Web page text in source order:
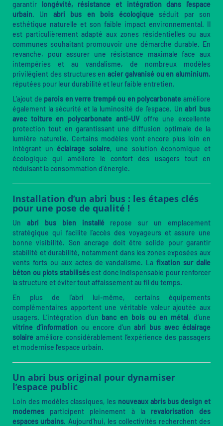
garantir longévité, résistance et intégration dans l’espace
urbain. Un abri bus en bois écologiqueséduit par son
esthétique naturelle et son faible impact environnemental. Il
est particulièrement adapté aux zones résidentielles ou aux
communes souhaitant promouvoir une démarche durable. En
revanche, pour assurer une résistance maximale face aux
intempéries et au vandalisme, de nombreux modèles
privilégient des structures en acier galvanisé ou en aluminium,
réputées pour leur durabilité et leur faible entretien.
L’ajout de parois en verre trempé ou en polycarbonate améliore
également la sécurité et la luminosité de l’espace. Unabri bus
avec toiture en polycarbonate anti-UVoffre une excellente
protection tout en garantissant une diffusion optimale de la
lumière naturelle. Certains modèles vont encore plus loin en
intégrant unéclairage solaire, une solution économique et
écologique qui améliore le confort des usagers tout en
réduisant la consommation d’énergie.
Installation d’un abri bus : les étapes clés
pour une pose de qualité !
Un abri bus bien installérepose sur un emplacement
stratégique qui facilite l’accès des voyageurs et assure une
bonne visibilité. Son ancrage doit être solide pour garantir
stabilité et durabilité, notamment dans les zones exposées aux
vents forts ou aux actes de vandalisme. Lafixation sur dalle
béton ou plots stabilisésest donc indispensable pour renforcer
la structure et éviter tout affaissement au fil du temps.
En plus de l’abri lui-même, certains équipements
complémentaires apportent une véritable valeur ajoutée aux
usagers. L’intégration d’un banc en bois ou en métal, d’une
vitrine d’informationou encore d’unabri bus avec éclairage
solaire améliore considérablement l’expérience des passagers
et modernise l’espace urbain.
Un abri bus original pour dynamiser
l’espace public
Loin des modèles classiques, les nouveaux abris bus design et
modernes participent pleinement à la revalorisation des
espaces urbains. Aujourd’hui, les collectivités recherchent des